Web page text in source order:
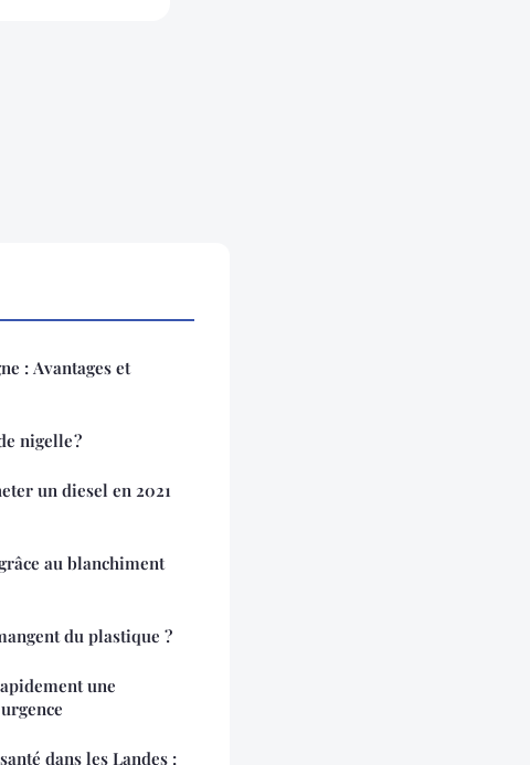
: Avantages et
nigelle ?
un diesel en 2021
au blanchiment
du plastique ?
une
dans les Landes :